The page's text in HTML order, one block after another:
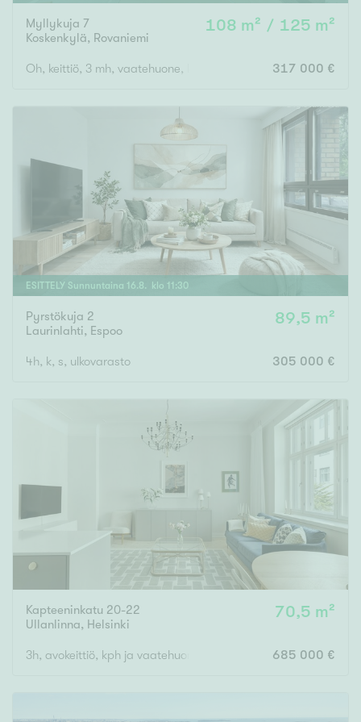
Myllykuja 7
Koskenkylä, Rovaniemi
108 m² / 125 m²
Oh, keittiö, 3 mh, vaatehuone, kodinhoitohuone, wc,317 000 €
ESITTELY Sunnuntaina 16. 8 . klo 11 :30
Pyrstökuja 2
Laurinlahti, Espoo
89,5 m²
4h, k, s, ulkovarasto 305 000 €
Kapteeninkatu 20-22
Ullanlinna, Helsinki
70,5 m²
3h, avokeittiö, kph ja vaatehuone 685 000 €